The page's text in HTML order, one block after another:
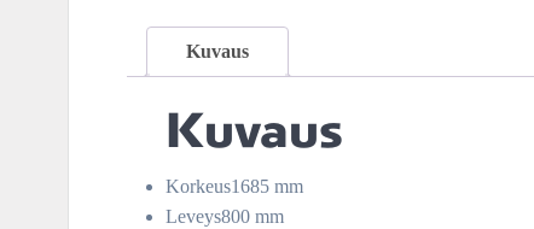
Kuvaus
Kuvaus
Korkeus1685 mm
Leveys800 mm